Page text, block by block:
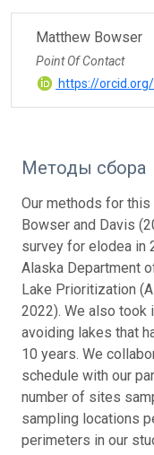
Matthew Bowser
Point Of Contact
https://
Методы сбора
Our methods for
Bowser and Davis
survey for elodea in
Alaska Department
Lake Prioritization
2022). We also took
avoiding lakes that
10 years. We
schedule with our
number of sites
sampling locations
perimeters in our